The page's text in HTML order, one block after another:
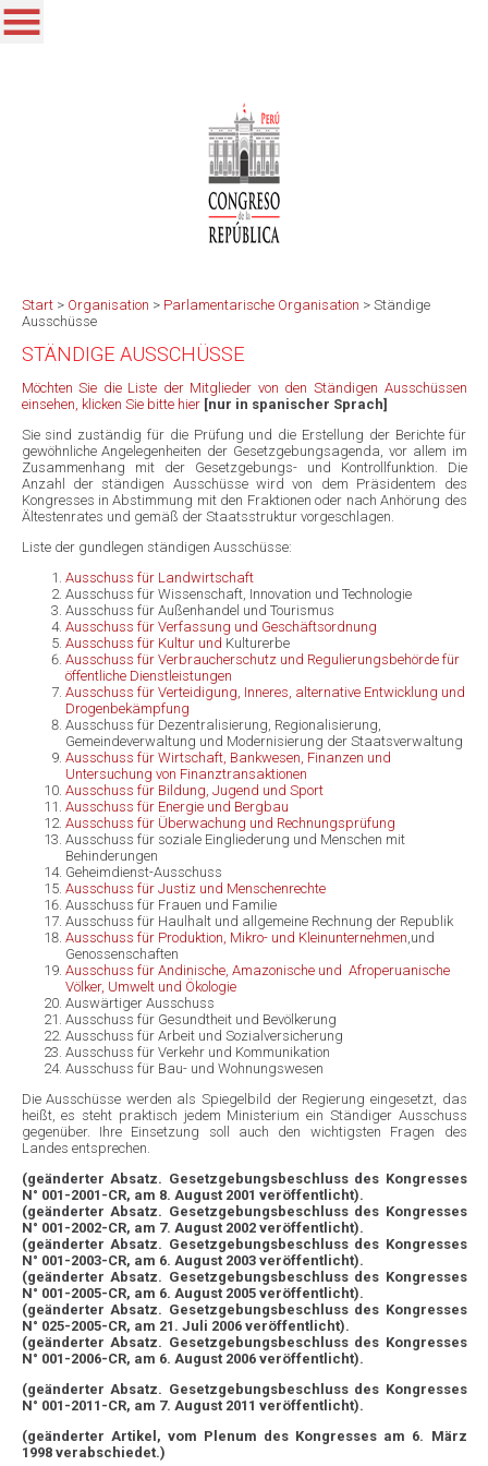
Start > Organisation > Parlamentarische Organisation > Ständige
Ausschüsse
STÄNDIGE AUSSCHÜSSE
Möchten Sie die Liste der Mitglieder von den Ständigen Ausschüssen
einsehen, klicken Sie bitte hier [nur in spanischer Sprach]
Sie sind zuständig für die Prüfung und die Erstellung der Berichte für
gewöhnliche Angelegenheiten der Gesetzgebungsagenda, vor allem im
Zusammenhang mit der Gesetzgebungs- und Kontrollfunktion. Die
Anzahl der ständigen Ausschüsse wird von dem Präsidentem des
Kongresses in Abstimmung mit den Fraktionen oder nach Anhörung des
Ältestenrates und gemäß der Staatsstruktur vorgeschlagen.
Liste der gundlegen ständigen Ausschüsse:
Ausschuss für Landwirtschaft
Ausschuss für Wissenschaft, Innovation und Technologie
Ausschuss für Außenhandel und Tourismus
Ausschuss für Verfassung und Geschäftsordnung
Ausschuss für Kultur und Kulturerbe
Ausschuss für Verbraucherschutz und Regulierungsbehörde für
öffentliche Dienstleistungen
Ausschuss für Verteidigung, Inneres, alternative Entwicklung und
Drogenbekämpfung
Ausschuss für Dezentralisierung, Regionalisierung,
Gemeindeverwaltung und Modernisierung der Staatsverwaltung
Ausschuss für Wirtschaft, Bankwesen, Finanzen und
Untersuchung von Finanztransaktionen
Ausschuss für Bildung, Jugend und Sport
Ausschuss für Energie und Bergbau
Ausschuss für Überwachung und Rechnungsprüfung
Ausschuss für soziale Eingliederung und Menschen mit
Behinderungen
Geheimdienst-Ausschuss
Ausschuss für Justiz und Menschenrechte
Ausschuss für Frauen und Familie
Ausschuss für Haulhalt und allgemeine Rechnung der Republik
Ausschuss für Produktion, Mikro- und Kleinunternehmen,und
Genossenschaften
Ausschuss für Andinische, Amazonische und Afroperuanische
Völker, Umwelt und Ökologie
Auswärtiger Ausschuss
Ausschuss für Gesundtheit und Bevölkerung
Ausschuss für Arbeit und Sozialversicherung
Ausschuss für Verkehr und Kommunikation
Ausschuss für Bau- und Wohnungswesen
Die Ausschüsse werden als Spiegelbild der Regierung eingesetzt, das
heißt, es steht praktisch jedem Ministerium ein Ständiger Ausschuss
gegenüber. Ihre Einsetzung soll auch den wichtigsten Fragen des
Landes entsprechen.
(geänderter Absatz. Gesetzgebungsbeschluss des Kongresses
N° 001-2001-CR, am 8. August 2001 veröffentlicht).
(geänderter Absatz. Gesetzgebungsbeschluss des Kongresses
N° 001-2002-CR, am 7. August 2002 veröffentlicht).
(geänderter Absatz. Gesetzgebungsbeschluss des Kongresses
N° 001-2003-CR, am 6. August 2003 veröffentlicht).
(geänderter Absatz. Gesetzgebungsbeschluss des Kongresses
N° 001-2005-CR, am 6. August 2005 veröffentlicht).
(geänderter Absatz. Gesetzgebungsbeschluss des Kongresses
N° 025-2005-CR, am 21. Juli 2006 veröffentlicht).
(geänderter Absatz. Gesetzgebungsbeschluss des Kongresses
N° 001-2006-CR, am 6. August 2006 veröffentlicht).
(geänderter Absatz. Gesetzgebungsbeschluss des Kongresses
N° 001-2011-CR, am 7. August 2011 veröffentlicht).
(geänderter Artikel, vom Plenum des Kongresses am 6. März
1998 verabschiedet.)